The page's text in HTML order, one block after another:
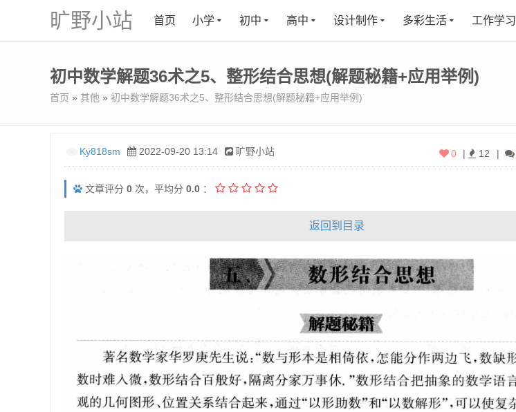
旷野小站 首页 小学 初中 高中 设计制作 多彩生活 工作学习
初中数学解题36术之5、整形结合思想(解题秘籍+应用举例)
首页 » 其他 » 初中数学解题36术之5、整形结合思想(解题秘籍+应用举例)
Ky818sm 2022-09-20 13:14 旷野小站 |
| 12
0
文章评分 0 次，平均分 0.0 ：
返回到目录